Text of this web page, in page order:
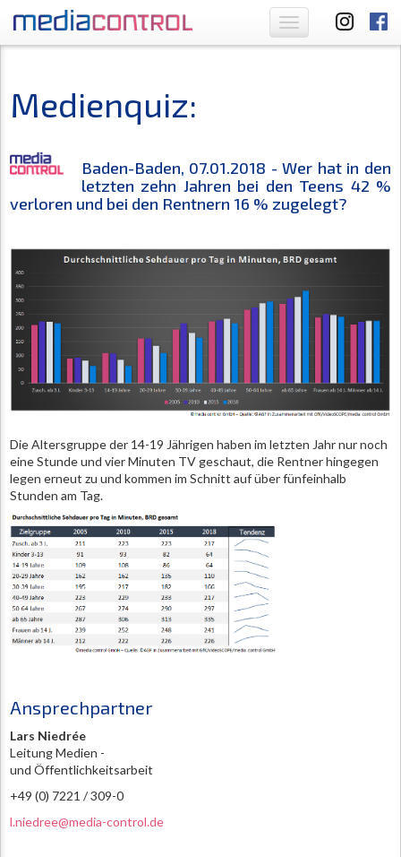
Toggle
navigation
Medienquiz:
Baden-Baden, 07.01.2018 - Wer hat in den
letzten zehn Jahren bei den Teens 42 %
verloren und bei den Rentnern 16 % zugelegt?
Die Altersgruppe der 14-19 Jährigen haben im letzten Jahr nur noch
eine Stunde und vier Minuten TV geschaut, die Rentner hingegen
legen erneut zu und kommen im Schnitt auf über fünfeinhalb
Stunden am Tag.
Ansprechpartner
Lars Niedrée
Leitung Medien -
und Öffentlichkeitsarbeit
+49 (0) 7221 / 309-0
l.niedree@media-control.de